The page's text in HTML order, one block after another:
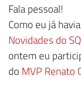
Fala pessoal!
Como eu já
Novidades do
ontem eu
do MVP Renato